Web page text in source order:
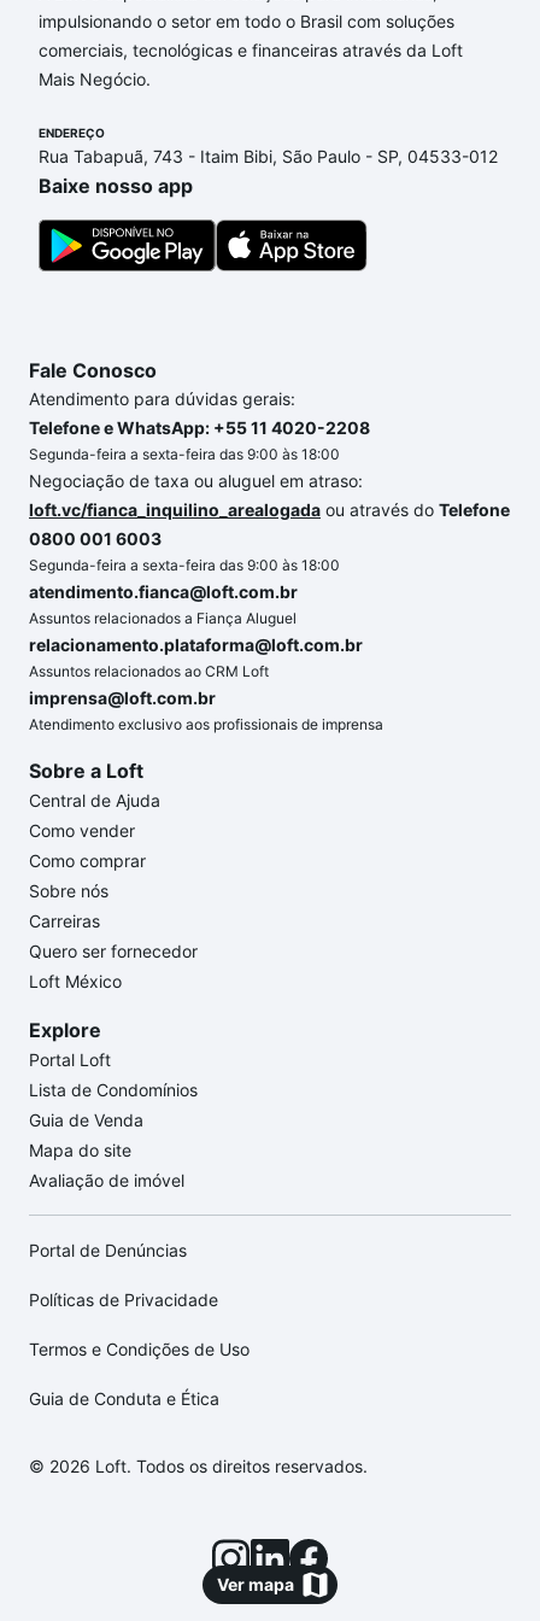
Ver mapa
nossas opções de financiamento imobiliário as
parcelas podem se adequar ao seu orçamento. Se
ainda tem alguma dúvida dos custos envolvidos no
custa comprar um apartamento
gente para comprar o imóvel dos seus sonhos com
segurança e conforto. Loft, com você até as
chaves.
impulsionando o setor em todo o Brasil com soluções
comerciais, tecnológicas e financeiras através da Loft
Mais Negócio.
ENDEREÇO
Rua Tabapuã, 743 - Itaim Bibi, São Paulo - SP, 04533-012
Baixe nosso app
Fale Conosco
Atendimento para dúvidas gerais:
Telefone e WhatsApp: +55 11 4020-2208
Segunda-feira a sexta-feira das 9:00 às 18:00
Negociação de taxa ou aluguel em atraso:
loft.vc/fianca_inquilino_arealogada ou através do Telefone
0800 001 6003
Segunda-feira a sexta-feira das 9:00 às 18:00
atendimento.fianca@loft.com.br
Assuntos relacionados a Fiança Aluguel
relacionamento.plataforma@loft.com.br
Assuntos relacionados ao CRM Loft
imprensa@loft.com.br
Atendimento exclusivo aos profissionais de imprensa
Sobre a Loft
Central de Ajuda
Como vender
Como comprar
Sobre nós
Carreiras
Quero ser fornecedor
Loft México
Explore
Portal Loft
Lista de Condomínios
Guia de Venda
Mapa do site
Avaliação de imóvel
Portal de Denúncias
Políticas de Privacidade
Termos e Condições de Uso
Guia de Conduta e Ética
© 2026 Loft. Todos os direitos reservados.